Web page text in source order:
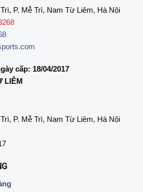
P. Mễ Trì, Nam Từ Liêm, Hà Nội
cấp: 18/04/2017
LIÊM
P. Mễ Trì, Nam Từ Liêm, Hà Nội